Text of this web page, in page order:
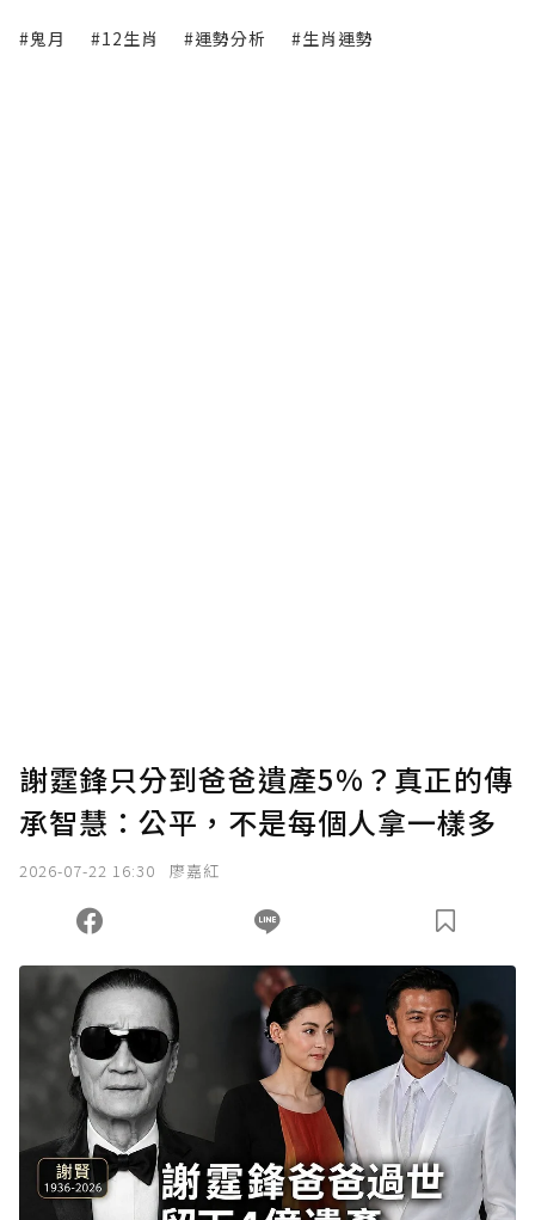
#鬼月 #12生肖 #運勢分析 #生肖運勢
謝霆鋒只分到爸爸遺產5%？真正的傳
承智慧：公平，不是每個人拿一樣多
2026-07-22 16:30 廖嘉紅